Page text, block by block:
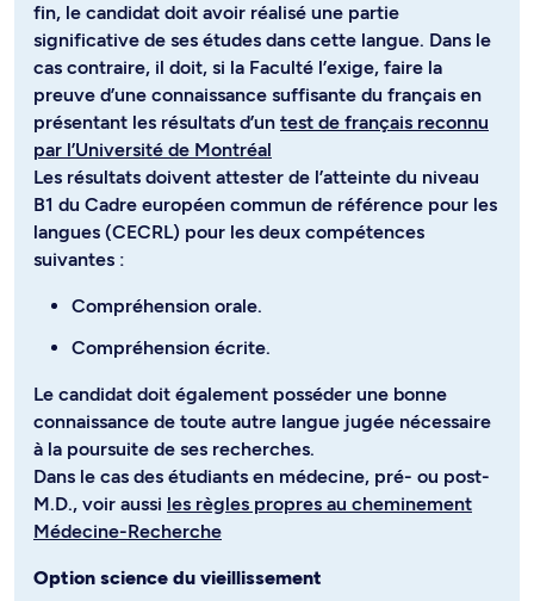
fin, le candidat doit avoir réalisé une partie
significative de ses études dans cette langue. Dans le
cas contraire, il doit, si la Faculté l’exige, faire la
preuve d’une connaissance suffisante du français en
présentant les résultats d’un test de français reconnu
par l’Université de Montréal
Les résultats doivent attester de l’atteinte du niveau
B1 du Cadre européen commun de référence pour les
langues (CECRL) pour les deux compétences
suivantes :
Compréhension orale.
Compréhension écrite.
Le candidat doit également posséder une bonne
connaissance de toute autre langue jugée nécessaire
à la poursuite de ses recherches.
Dans le cas des étudiants en médecine, pré- ou post-
M.D., voir aussi les règles propres au cheminement
Médecine-Recherche
Option science du vieillissement